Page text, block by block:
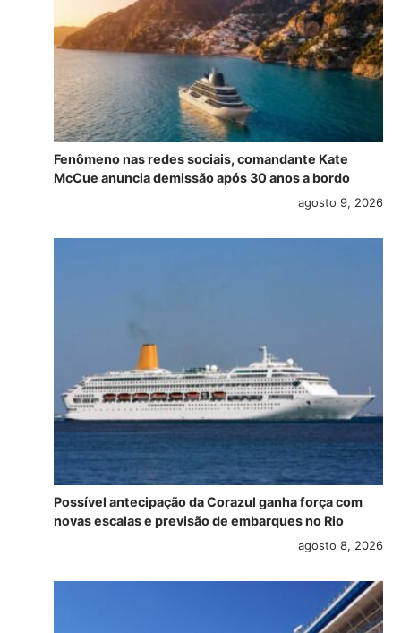
Fenômeno nas redes sociais, comandante Kate
McCue anuncia demissão após 30 anos a bordo
agosto 9, 2026
Possível antecipação da Corazul ganha força com
novas escalas e previsão de embarques no Rio
agosto 8, 2026